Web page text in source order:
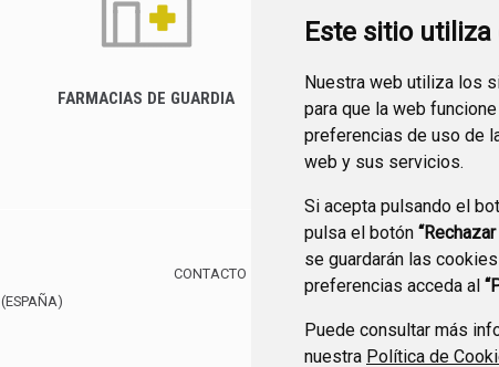
Este sitio
Nuestra web utiliza los
para que la web
preferencias de uso de
web y sus servicios.
Si acepta pulsando el
pulsa el botón
se guardarán las
preferencias acceda al
Puede consultar más
nuestra Política de
FARMACIAS DE GUARDIA
CANAL YOUTUBE
(ESPAÑA)
CONTACTO